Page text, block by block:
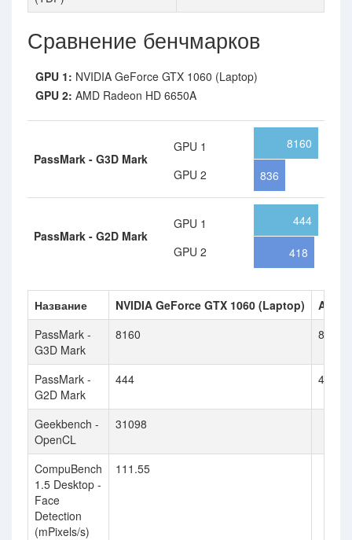
Сравнение бенчмарков
GPU 1: NVIDIA GeForce GTX 1060 (Laptop)
GPU 2: AMD Radeon HD 6650A
PassMark - G3D Mark
GPU 1
GPU 2
8160
836
PassMark - G2D Mark
GPU 1
GPU 2
444
418
Название NVIDIA GeForce GTX 1060 (Laptop)
AMD
PassMark -
G3D Mark
8160 836
PassMark -
G2D Mark
444 418
Geekbench -
OpenCL
31098
CompuBench
1.5 Desktop -
Face
Detection
(mPixels/s)
111.55